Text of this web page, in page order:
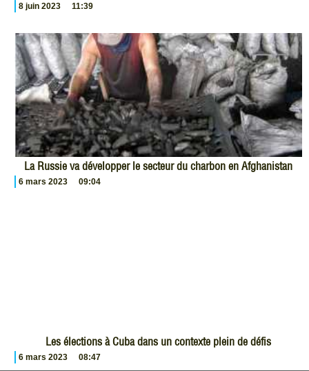
8 juin 2023 11:39
La Russie va développer le secteur du charbon en Afghanistan
6 mars 2023 09:04
Les élections à Cuba dans un contexte plein de défis
6 mars 2023 08:47